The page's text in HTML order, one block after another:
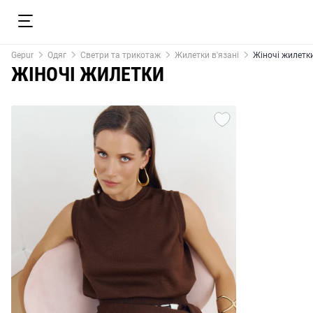
Gepur Одяг Светри та трикотаж Жилетки в'язані Жіночі
ЖІНОЧІ ЖИЛЕТКИ